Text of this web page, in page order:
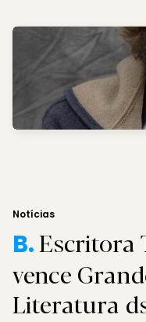
Notícias
B.Escritora
vence
Literatura